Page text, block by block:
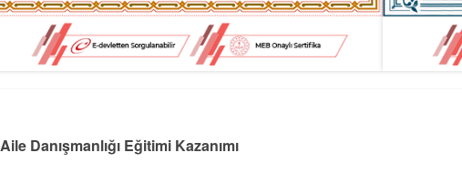
Aile Danışmanlığı Eğitimi Kazanımı